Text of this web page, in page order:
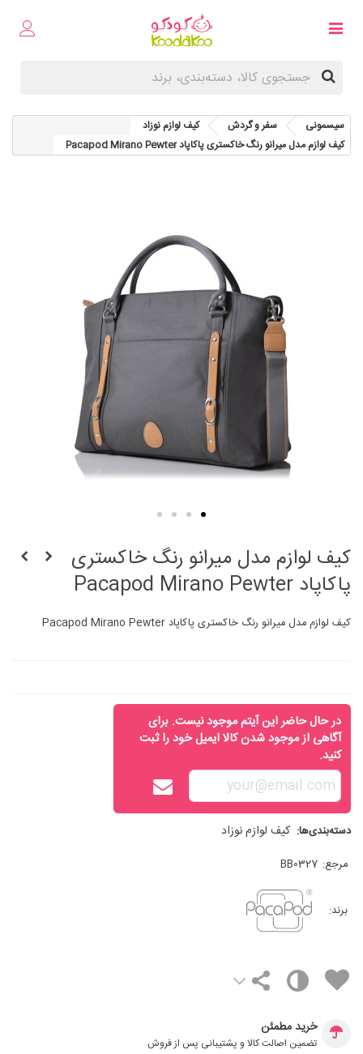
سیسمونی سفر و گردش
کیف لوازم نوزاد
کیف لوازم مدل میرانو رنگ خاکستری پاکاپاد Pacapod Mirano Pewter
کیف لوازم مدل میرانو رنگ خاکستری
پاکاپاد Pacapod Mirano Pewter
کیف لوازم مدل میرانو رنگ خاکستری پاکاپاد Pacapod Mirano Pewter
در حال حاضر این آیتم موجود نیست. برای
آگاهی از موجود شدن کالا ایمیل خود را ثبت
کنید.
دسته‌بندی‌ها: کیف لوازم نوزاد
مرجع: BB0327
برند:
خرید مطمئن
تضمین اصالت کالا و پشتیبانی پس از فروش